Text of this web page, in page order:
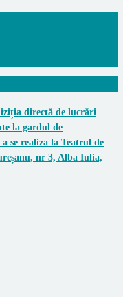
directă de lucrări
la gardul de
se realiza la Teatrul de
nr 3, Alba Iulia,